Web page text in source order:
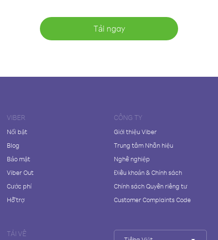
Tải ngay
VIBER
Nổi bật
Blog
Bảo mật
Viber Out
Cước phí
Hỗ trợ
CÔNG TY
Giới thiệu Viber
Trung tâm Nhãn hiệu
Nghề nghiệp
Điều khoản & Chính sách
Chính sách Quyền riêng tư
Customer Complaints Code
TẢI VỀ